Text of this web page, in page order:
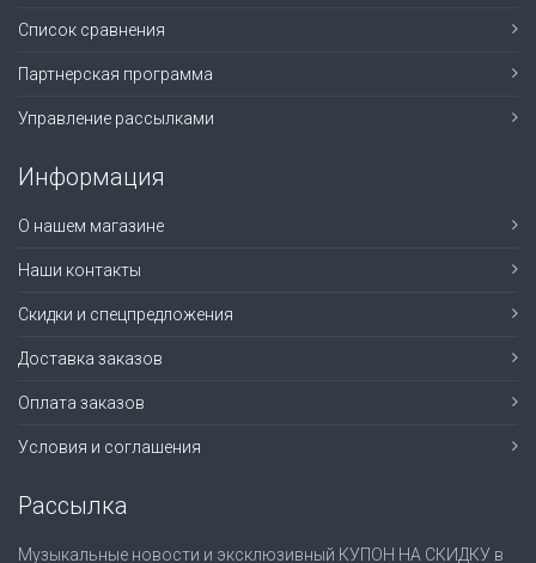
Список сравнения
Партнерская программа
Управление рассылками
Информация
О нашем магазине
Наши контакты
Скидки и спецпредложения
Доставка заказов
Оплата заказов
Условия и соглашения
Рассылка
Музыкальные новости и эксклюзивный КУПОН НА СКИДКУ в